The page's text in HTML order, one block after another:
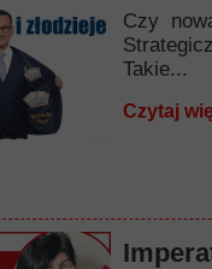
Czy
Takie...
Czytaj